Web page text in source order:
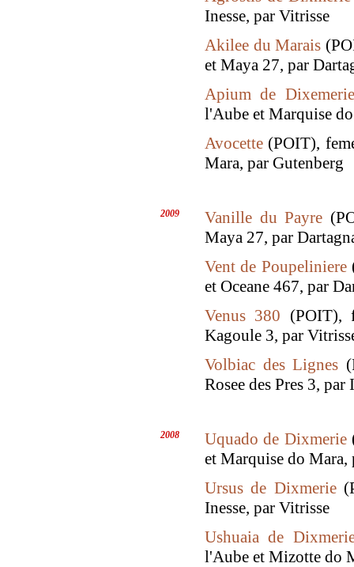
Inesse, par Vitrisse
Akilee du Marais
et Maya 27, par
Apium de Dixemerie
l'Aube et Marquise
Avocette (POIT),
Mara, par Gutenberg
2009 Vanille du Payre
Maya 27, par
Vent de Poupeliniere
et Oceane 467, par
Venus 380 (POIT),
Kagoule 3, par
Volbiac des Lignes
Rosee des Pres 3, par
2008 Uquado de Dixmerie
et Marquise do Mara,
Ursus de Dixmerie
Inesse, par Vitrisse
Ushuaia de
l'Aube et Mizotte do